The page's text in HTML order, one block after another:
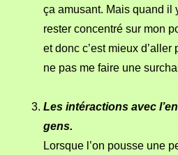
ça amusant. Mais quand il
rester concentré sur mon
et donc c’est mieux
ne pas me faire une
Les intéractions avec
gens.
Lorsque l’on pousse une